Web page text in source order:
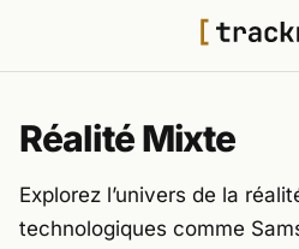
Réalité Mixte
Explorez l’univers de la
technologiques comme